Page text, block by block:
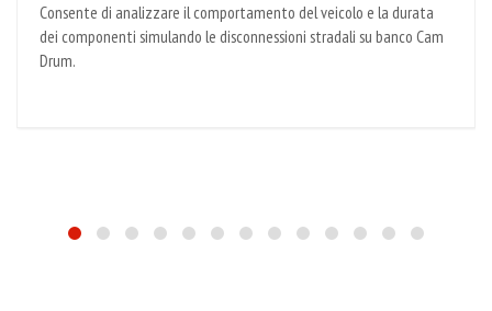
Consente di analizzare il comportamento del veicolo e la durata
dei componenti simulando le disconnessioni stradali su banco Cam
Drum.